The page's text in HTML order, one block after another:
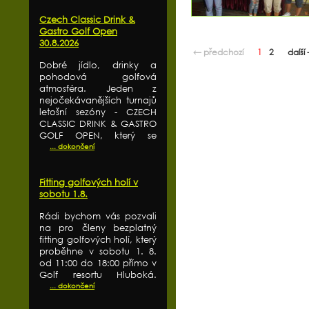
Czech Classic Drink &
Gastro Golf Open
30.8.2026
Dobré jídlo, drinky a
pohodová golfová
atmosféra. Jeden z
nejočekávanějších turnajů
letošní sezóny - CZECH
CLASSIC DRINK & GASTRO
GOLF OPEN, který se
... dokončení
Fitting golfových holí v
sobotu 1.8.
Rádi bychom vás pozvali
na pro členy bezplatný
fitting golfových holí, který
proběhne v sobotu 1. 8.
od 11:00 do 18:00 přímo v
Golf resortu Hluboká.
... dokončení
← předchozí 1 2